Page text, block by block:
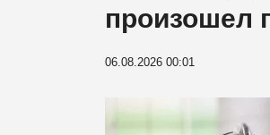
произошел
06.08.2026 00:01